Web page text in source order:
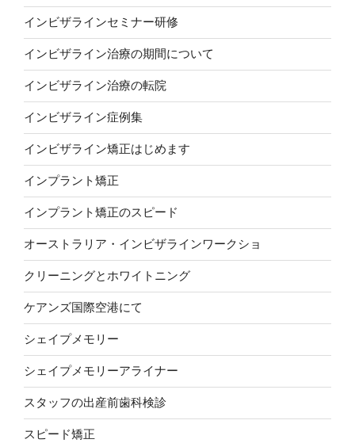
インビザラインセミナー研修
インビザライン治療の期間について
インビザライン治療の転院
インビザライン症例集
インビザライン矯正はじめます
インプラント矯正
インプラント矯正のスピード
オーストラリア・インビザラインワークショ
クリーニングとホワイトニング
ケアンズ国際空港にて
シェイプメモリー
シェイプメモリーアライナー
スタッフの出産前歯科検診
スピード矯正